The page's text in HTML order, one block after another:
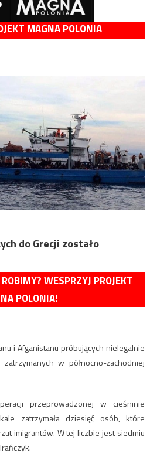
MAGNA POLONIA
do Grecji zostało
WESPRZYJ PROJEKT
POLONIA!
i Afganistanu próbujących nielegalnie
w północno-zachodniej
przeprowadzonej w cieśninie
zatrzymała dziesięć osób, które
imigrantów. W tej liczbie jest siedmiu